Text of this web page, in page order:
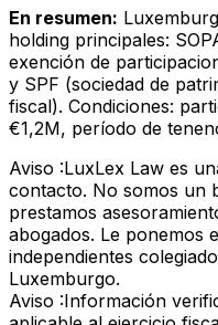
En resumen:
holding principales:
exención de
y SPF (sociedad de
fiscal). Condiciones:
€1,2M, período de
Aviso :LuxLex Law es
contacto. No somos un
prestamos
abogados. Le ponemos
independientes
Luxemburgo.
Aviso :Información